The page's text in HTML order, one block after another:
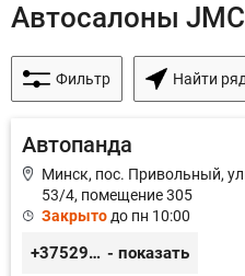
Автосалоны
Фильтр Найти
Автопанда
Минск, пос. Привольный,
53/4, помещение 305
Закрыто до пн 10:00
+375296605852 - показать